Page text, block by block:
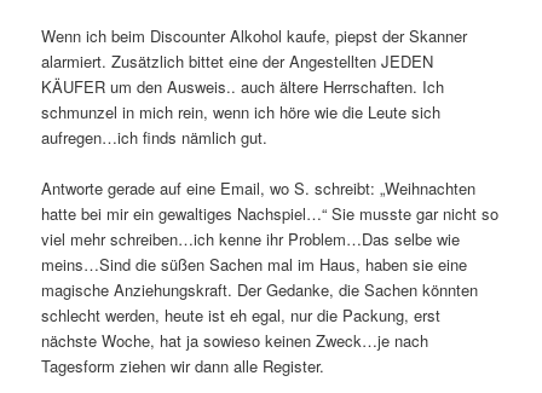
Wenn ich beim Discounter Alkohol kaufe, piepst der Skanner
alarmiert. Zusätzlich bittet eine der Angestellten JEDEN
KÄUFER um den Ausweis.. auch ältere Herrschaften. Ich
schmunzel in mich rein, wenn ich höre wie die Leute sich
aufregen…ich finds nämlich gut.
Antworte gerade auf eine Email, wo S. schreibt: „Weihnachten
hatte bei mir ein gewaltiges Nachspiel…“ Sie musste gar nicht so
viel mehr schreiben…ich kenne ihr Problem…Das selbe wie
meins…Sind die süßen Sachen mal im Haus, haben sie eine
magische Anziehungskraft. Der Gedanke, die Sachen könnten
schlecht werden, heute ist eh egal, nur die Packung, erst
nächste Woche, hat ja sowieso keinen Zweck…je nach
Tagesform ziehen wir dann alle Register.